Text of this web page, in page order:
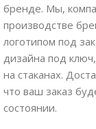
бренде. Мы,
производстве
логотипом под
дизайна под
на стаканах.
что ваш заказ
состоянии.